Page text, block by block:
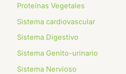
Proteínas Vegetales
Sistema cardiovascular
Sistema Digestivo
Sistema Genito-urinario
Sistema Nervioso